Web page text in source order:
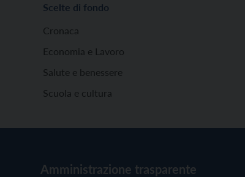
Scelte di fondo
Cronaca
Economia e Lavoro
Salute e benessere
Scuola e cultura
Amministrazione trasparente